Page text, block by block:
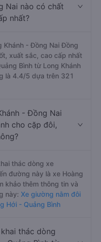
Nai nào có chất
nhất?
Khánh - Đồng Nai Đồng
xuất sắc, cao cấp nhất
Bình từ Long Khánh
là 4.4/5 dựa trên 321
- Đồng Nai
cho cặp đôi,
thác dòng xe
đường này là xe Hoàng
khảo thêm thông tin và
này: Xe giường nằm đôi
Hới - Quảng Bình
thác dòng